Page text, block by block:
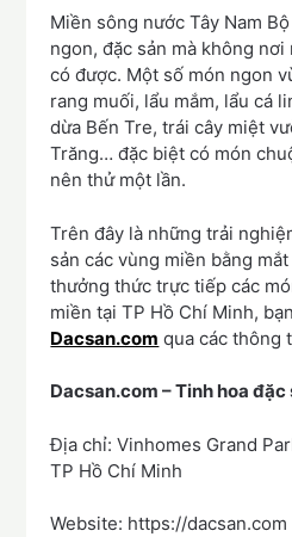
Miền sông nước Tây Nam
ngon, đặc sản mà không
có được. Một số món ngon
rang muối, lẩu mắm, lẩu cá
dừa Bến Tre, trái cây miệt
Trăng… đặc biệt có món
nên thử một lần.
Trên đây là những trải
sản các vùng miền bằng
thưởng thức trực tiếp các
miền tại TP Hồ Chí Minh,
Dacsan.com qua các thông
Dacsan.com – Tinh hoa đặc
Địa chỉ: Vinhomes Grand
TP Hồ Chí Minh
Website: https://dacsan.com